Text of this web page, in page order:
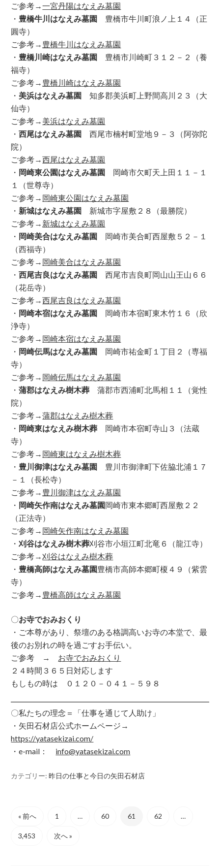
ご参考→一宮丹陽はなえみ墓園
・ 豊橋牛川はなえみ墓園 豊橋市牛川町浪ノ上１４（正
圓寺）
ご参考→ 豊橋牛川はなえみ墓園
・ 豊橋川崎はなえみ墓園 豊橋市川崎町３１２－２（養
福寺）
ご参考→ 豊橋川崎はなえみ墓園
・ 美浜はなえみ墓園 知多郡美浜町上野間高川２３（大
仙寺）
ご参考→ 美浜はなえみ墓園
・西尾はなえみ墓園西尾市楠村町堂地９－３（阿弥陀
院）
ご参考→西尾はなえみ墓園
・ 岡崎東公園はなえみ墓園 岡崎市欠町天上田１１－１
１（世尊寺）
ご参考→ 岡崎東公園はなえみ墓園
・ 新城はなえみ墓園 新城市字屋敷２８（最勝院）
ご参考→ 新城はなえみ墓園
・ 岡崎美合はなえみ墓園 岡崎市美合町西屋敷５２－１
（西福寺）
ご参考→ 岡崎美合はなえみ墓園
・西尾吉良はなえみ墓園 西尾市吉良町岡山山王山６６
（花岳寺）
ご参考→西尾吉良はなえみ墓園
・ 岡崎本宿はなえみ墓園 岡崎市本宿町東木竹１６（欣
浄寺）
ご参考→ 岡崎本宿はなえみ墓園
・ 岡崎伝馬はなえみ墓園 岡崎市祐金町１丁目２（専福
寺）
ご参考→ 岡崎伝馬はなえみ墓園
・蒲郡はなえみ樹木葬 蒲郡市西浦町北馬相１１（覚性
院）
ご参考→蒲郡はなえみ樹木葬
・ 岡崎東はなえみ樹木葬 岡崎市本宿町寺山３（法蔵
寺）
ご参考→ 岡崎東はなえみ樹木葬
・ 豊川御津はなえみ墓園 豊川市御津町下佐脇北浦１７
－１（長松寺）
ご参考→ 豊川御津はなえみ墓園
・ 岡崎矢作南はなえみ墓園岡崎市東本郷町西屋敷２２
（正法寺）
ご参考→ 岡崎矢作南はなえみ墓園
・刈谷はなえみ樹木葬刈谷市小垣江町北竜６（龍江寺）
ご参考→刈谷はなえみ樹木葬
・ 豊橋高師はなえみ墓園豊橋市高師本郷町榎４９（紫雲
寺）
ご参考→ 豊橋高師はなえみ墓園
〇お寺でおみおくり
・ご本尊があり、祭壇のある格調高いお寺の本堂で、最
後のお別れの時を過ごすお手伝い。
ご参考 → お寺でおみおくり
２４時間３６５日対応します
もしもの時は ０１２０－０４１－５９８
〇私たちの理念＝「仕事を通じて人助け」
・矢田石材店公式ホームページ→
https://yatasekizai.com/
・e-mail： info@yatasekizai.com
カテゴリー:昨日の仕事と今日の矢田石材店
« 前へ 1 … 60 61 62 …
3,453 次へ »